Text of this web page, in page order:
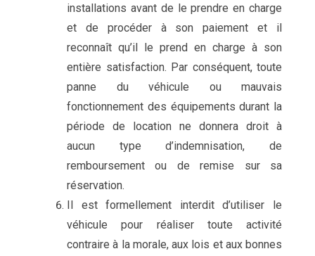
installations avant de le prendre en charge
et de procéder à son paiement et il
reconnaît qu’il le prend en charge à son
entière satisfaction. Par conséquent, toute
panne du véhicule ou mauvais
fonctionnement des équipements durant la
période de location ne donnera droit à
aucun type d’indemnisation, de
remboursement ou de remise sur sa
réservation.
Il est formellement interdit d’utiliser le
véhicule pour réaliser toute activité
contraire à la morale, aux lois et aux bonnes